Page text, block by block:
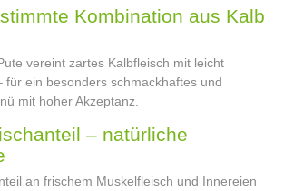
Kombination aus Kalb
vereint zartes Kalbfleisch mit leicht
für ein besonders schmackhaftes und
mit hoher Akzeptanz.
– natürliche
an frischem Muskelfleisch und Innereien